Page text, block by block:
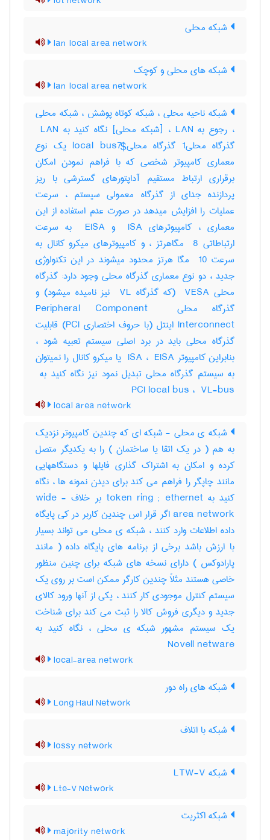
شبکه محلی
lan local area network
شبکه های محلی و کوچک
lan local area network
شبکه ناحیه محلی ، شبکه کوتاه پوشش ، شبکه محلی
، رجوع به LAN ، [شبکه محلی] نگاه کنید به ‎ LAN
گذرگاه محلی‎1 گذرگاه محلی‎local bus7$ یک نوع
معماری کامپیوتر شخصی که با فراهم نمودن امکان
برقراری ارتباط مستقیم آداپتورهای گسترشی با ریز
پردازنده جدای از گذرگاه معمولی سیستم ، سرعت
عملیات را افزایش میدهد در صورت عدم استفاده از این
معماری ، کامپیوترهای ‎ ISA و ‎ EISA به سرعت
ارتباطاتی ‎ 8 مگاهرتز ، و کامپیوترهای میکرو کانال به
سرعت ‎ 10 مگا هرتز محدود میشوند در این تکنولوژی
جدید ، دو نوع معماری گذرگاه محلی وجود دارد: گذرگاه
محلی ‎ VESA (که گذرگاه ‎ VL نیز نامیده میشود) و
گذرگاه محلی ‎Peripheral Component ‎
Interconnect اینتل (با حروف اختصاری ‎PCI) قابلیت
گذرگاه محلی باید در برد اصلی سیستم تعبیه شود ،
بنابراین کامپیوتر ‎ ISA ، ‎ EISA یا میکرو کانال را نمیتوان
PCI local bus ، ‎ VL-bus
local area network
شبکه ی محلی - شبکه ای که چندین کامپیوتر نزدیک
به هم ( در یک اتقا یا ساختمان ) را به یکدیگر متصل
کرده و امکان به اشتراک گذاری فایلها و دستگاههایی
مانند چاپگر را فراهم می کند برای دیدن نمونه ها ، نگاه
کنید به token ring ; ethernet بر خلاف wide -
area network اگر قرار اس چندین کاربر در کی پایگاه
داده اطلاعات وارد کنند ، شبکه ی محلی می تواند بسیار
با ارزش باشد برخی از برنامه های پایگاه داده ( مانند
پارادوکس ) دارای نسخه های شبکه برای چنین منظور
خاصی هستند مثلاً چندین کارگر ممکن است بر روی یک
سیستم کنترل موجودی کار کنند ، یکی از آنها ورود کالای
جدید و دیگری فروش کالا را ثبت می کند برای شناخت
یک سیستم مشهور شبکه ی محلی ، نگاه کنید به
Novell netware
local-area network
شبکه های راه دور
Long Haul Network
شبکه با اتلاف
lossy network
شبکه LTW-V
Lte-V Network
شبکه اکثریت
majority network